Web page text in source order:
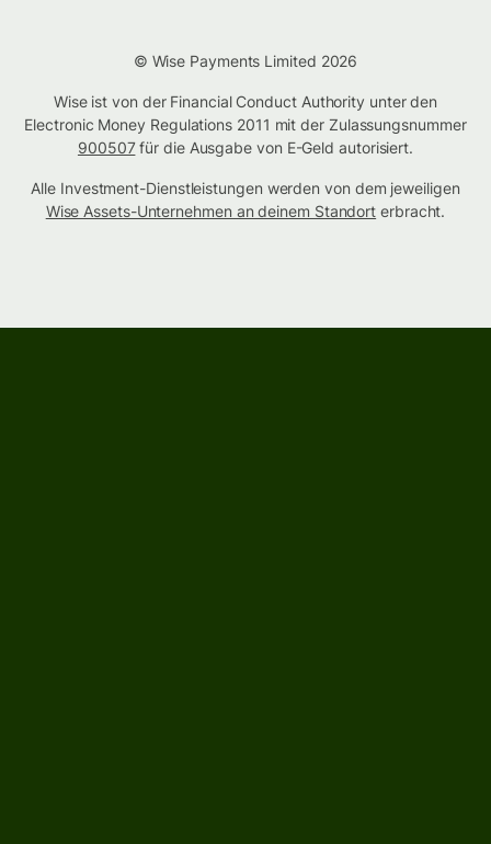
© Wise Payments Limited 2026
Wise ist von der Financial Conduct Authority unter den
Electronic Money Regulations 2011 mit der Zulassungsnummer
900507für die Ausgabe von E-Geld autorisiert.
Alle Investment-Dienstleistungen werden von dem jeweiligen
Wise Assets-Unternehmen an deinem Standort erbracht.